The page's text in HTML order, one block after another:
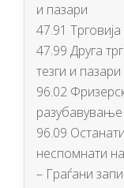
и пазари
47.91
47.99 Друга
тезги и пазари
96.02
96.09
неспомнати
– Граѓани